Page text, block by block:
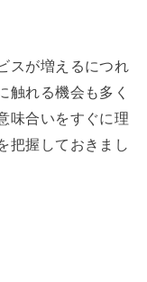
スが増えるにつれ
触れる機会も多く
味合いをすぐに理
把握しておきまし